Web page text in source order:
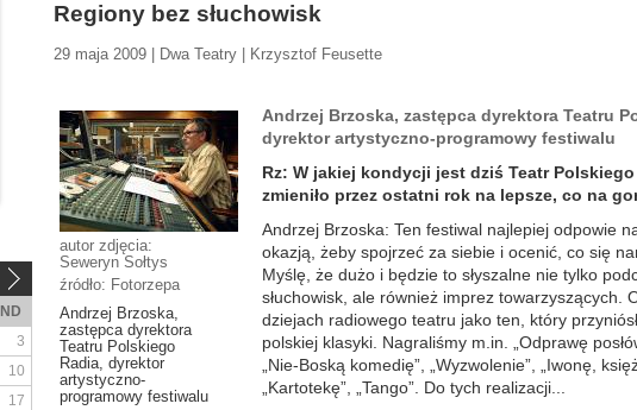
Regiony bez słuchowisk
29 maja 2009 | Dwa Teatry | Krzysztof Feusette
autor zdjęcia:
Seweryn Sołtys
źródło: Fotorzepa
Andrzej Brzoska,
zastępca dyrektora
Teatru Polskiego
Radia, dyrektor
artystyczno-
programowy festiwalu
Andrzej Brzoska, zastępca dyrektora Teatru
dyrektor artystyczno-programowy festiwalu
Rz: W jakiej kondycji jest dziś Teatr
zmieniło przez ostatni rok na lepsze, co na
Andrzej Brzoska: Ten festiwal najlepiej odpowie
okazją, żeby spojrzeć za siebie i ocenić, co się
Myślę, że dużo i będzie to słyszalne nie tylko
słuchowisk, ale również imprez towarzyszących.
dziejach radiowego teatru jako ten, który
polskiej klasyki. Nagraliśmy m.in. „Odprawę
„Nie-Boską komedię”, „Wyzwolenie”, „Iwonę,
„Kartotekę”, „Tango”. Do tych realizacji...
ND
3
10
17